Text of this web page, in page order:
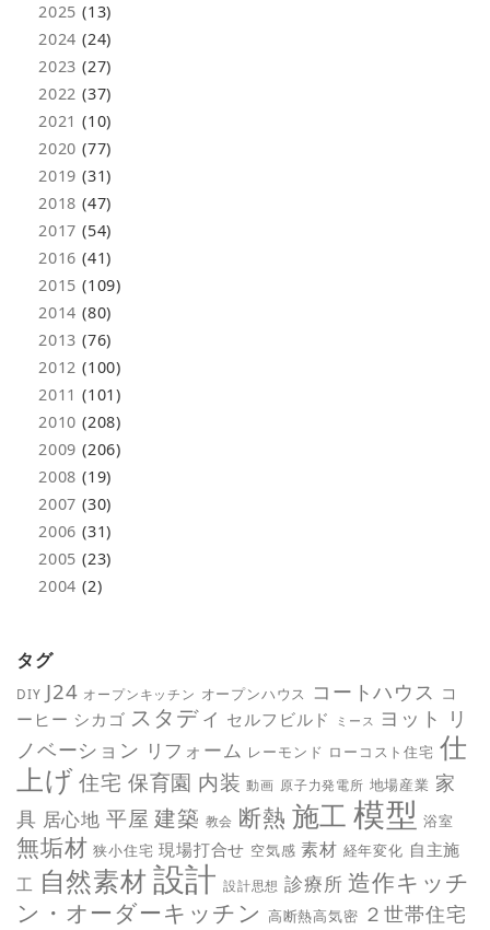
2025 (13)
2024 (24)
2023 (27)
2022 (37)
2021 (10)
2020 (77)
2019 (31)
2018 (47)
2017 (54)
2016 (41)
2015 (109)
2014 (80)
2013 (76)
2012 (100)
2011 (101)
2010 (208)
2009 (206)
2008 (19)
2007 (30)
2006 (31)
2005 (23)
2004 (2)
タグ
DIY J24 オープンキッチン オープンハウス コートハウス コ
ーヒー シカゴ スタディ セルフビルド ミース ヨット リ
ノベーション リフォーム レーモンド ローコスト住宅 仕
上げ 住宅 保育園 内装 動画 原子力発電所 地場産業 家
具 居心地 平屋 建築 教会 断熱 施工 模型 浴室
無垢材 狭小住宅 現場打合せ 空気感 素材 経年変化 自主施
工 自然素材 設計 設計思想 診療所 造作キッチ
ン・オーダーキッチン 高断熱高気密 ２世帯住宅